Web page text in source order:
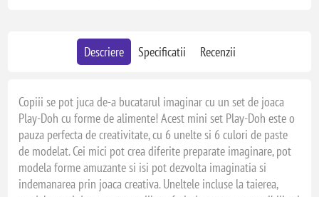
Descriere Specificatii Recenzii
Copiii se pot juca de-a bucatarul imaginar cu un set de joaca
Play-Doh cu forme de alimente! Acest mini set Play-Doh este o
pauza perfecta de creativitate, cu 6 unelte si 6 culori de paste
de modelat. Cei mici pot crea diferite preparate imaginare, pot
modela forme amuzante si isi pot dezvolta imaginatia si
indemanarea prin joaca creativa. Uneltele incluse la taierea,